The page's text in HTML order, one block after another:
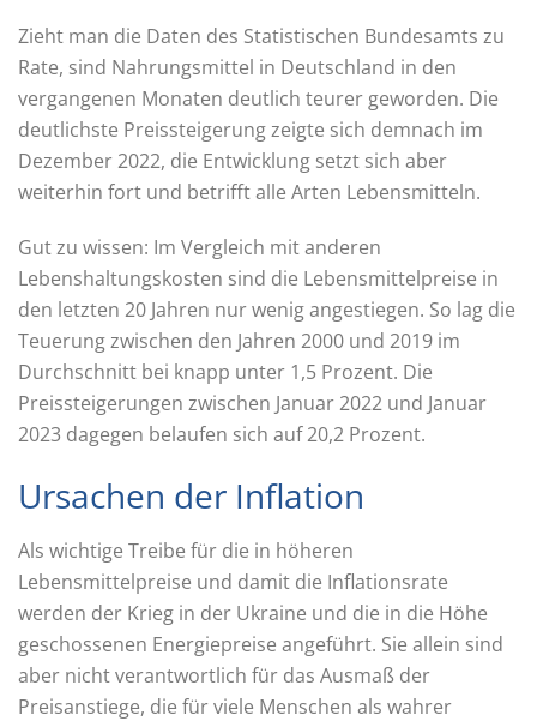
Zieht man die Daten des Statistischen Bundesamts zu
Rate, sind Nahrungsmittel in Deutschland in den
vergangenen Monaten deutlich teurer geworden. Die
deutlichste Preissteigerung zeigte sich demnach im
Dezember 2022, die Entwicklung setzt sich aber
weiterhin fort und betrifft alle Arten Lebensmitteln.
Gut zu wissen: Im Vergleich mit anderen
Lebenshaltungskosten sind die Lebensmittelpreise in
den letzten 20 Jahren nur wenig angestiegen. So lag die
Teuerung zwischen den Jahren 2000 und 2019 im
Durchschnitt bei knapp unter 1,5 Prozent. Die
Preissteigerungen zwischen Januar 2022 und Januar
2023 dagegen belaufen sich auf 20,2 Prozent.
Ursachen der Inflation
Als wichtige Treibe für die in höheren
Lebensmittelpreise und damit die Inflationsrate
werden der Krieg in der Ukraine und die in die Höhe
geschossenen Energiepreise angeführt. Sie allein sind
aber nicht verantwortlich für das Ausmaß der
Preisanstiege, die für viele Menschen als wahrer